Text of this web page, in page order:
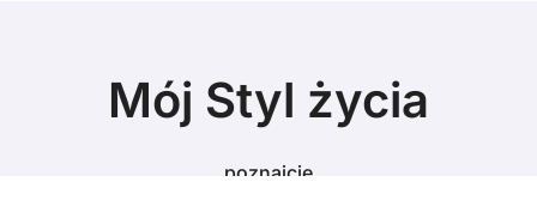
Mój Styl życia
poznajcie